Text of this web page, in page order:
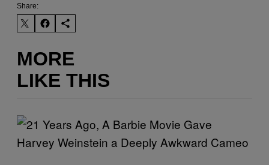
Share:
MORE
LIKE THIS